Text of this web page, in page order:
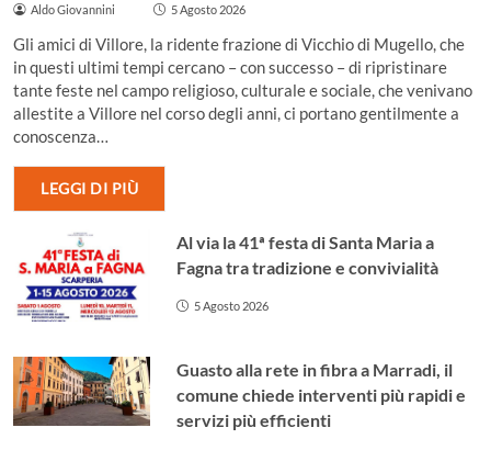
Aldo Giovannini 5 Agosto 2026
Gli amici di Villore, la ridente frazione di Vicchio di Mugello, che
in questi ultimi tempi cercano – con successo – di ripristinare
tante feste nel campo religioso, culturale e sociale, che venivano
allestite a Villore nel corso degli anni, ci portano gentilmente a
conoscenza…
LEGGI DI PIÙ
Al via la 41ª festa di Santa Maria a
Fagna tra tradizione e convivialità
5 Agosto 2026
Guasto alla rete in fibra a Marradi, il
comune chiede interventi più rapidi e
servizi più efficienti